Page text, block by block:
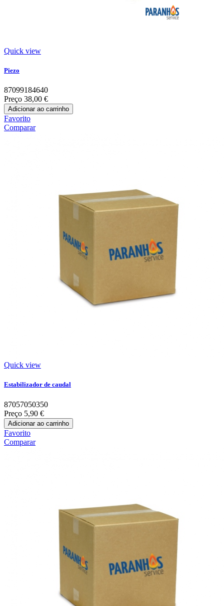
Quick view
Piezo
87099184640
Preço 38,00 €
Adicionar ao carrinho
Favorito
Comparar
Quick view
Estabilizador de caudal
87057050350
Preço 5,90 €
Adicionar ao carrinho
Favorito
Comparar